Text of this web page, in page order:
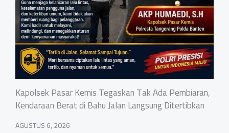
Kapolsek Pasar Kemis Tegaskan Tak Ada Pembiaran,
Kendaraan Berat di Bahu Jalan Langsung Ditertibkan
AGUSTUS 6, 2026